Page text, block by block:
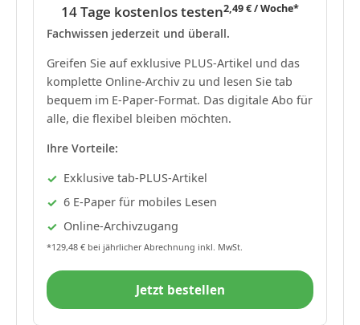
14 Tage kostenlos testen2,49 € / Woche*
Fachwissen jederzeit und überall.
Greifen Sie auf exklusive PLUS-Artikel und das
komplette Online-Archiv zu und lesen Sie tab
bequem im E-Paper-Format. Das digitale Abo für
alle, die flexibel bleiben möchten.
Ihre Vorteile:
Exklusive tab-PLUS-Artikel
6 E-Paper für mobiles Lesen
Online-Archivzugang
*129,48 € bei jährlicher Abrechnung inkl. MwSt.
Jetzt bestellen